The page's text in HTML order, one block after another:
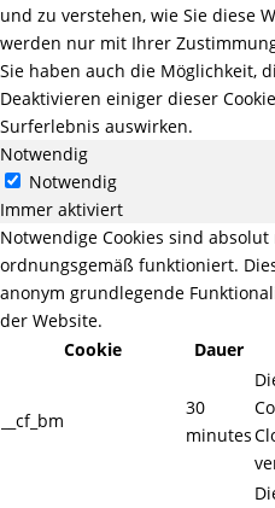
und zu verstehen, wie Sie diese
werden nur mit Ihrer
Sie haben auch die Möglichkeit,
Deaktivieren einiger dieser
Surferlebnis auswirken.
Notwendig
Notwendig
Immer aktiviert
Notwendige Cookies sind
ordnungsgemäß funktioniert.
anonym grundlegende
der Website.
Cookie
Dauer
__cf_bm
30
minutes